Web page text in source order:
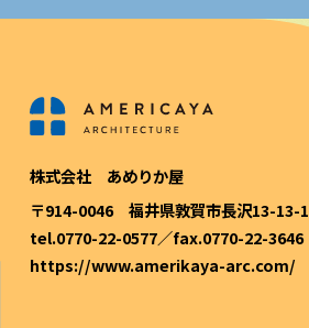
株式会社 あめりか屋
〒914-0046 福井県敦賀市長沢13-13-1
tel.0770-22-0577／fax.0770-22-3646
https://www.amerikaya-arc.com/